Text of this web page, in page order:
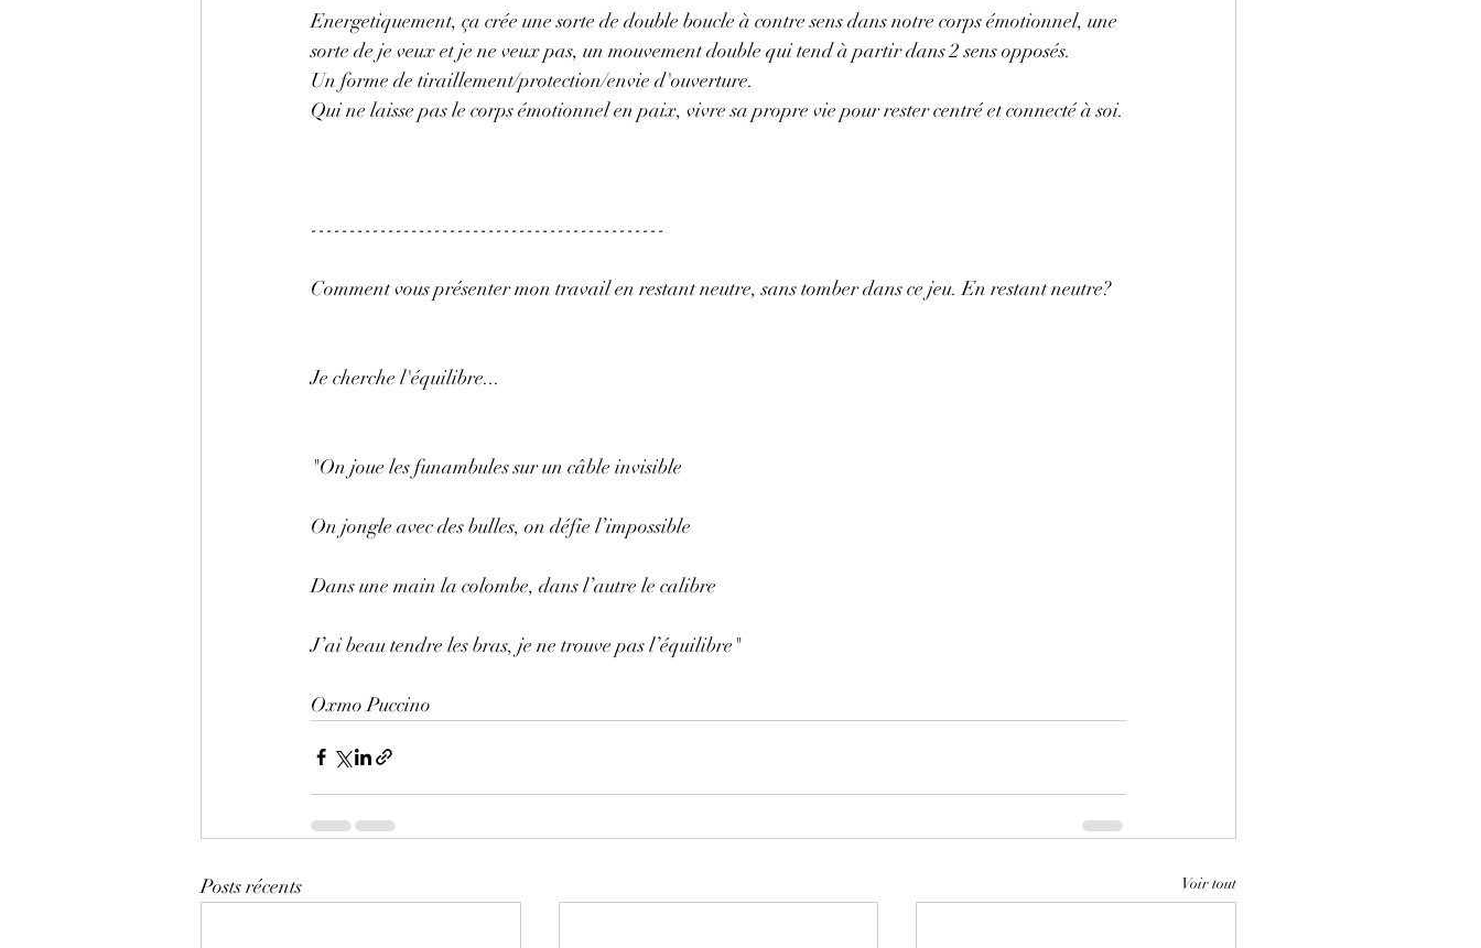
Energetiquement, ça crée une sorte de double boucle à contre sens dans notre corps émotionnel, une
sorte de je veux et je ne veux pas, un mouvement double qui tend à partir dans 2 sens opposés.
Un forme de tiraillement/protection/envie d'ouverture.
Qui ne laisse pas le corps émotionnel en paix, vivre sa propre vie pour rester centré et connecté à soi.
----------------------------------------------
Comment vous présenter mon travail en restant neutre, sans tomber dans ce jeu. En restant neutre?
Je cherche l'équilibre...
"On joue les funambules sur un câble invisible
On jongle avec des bulles, on défie l’impossible
Dans une main la colombe, dans l’autre le calibre
J’ai beau tendre les bras, je ne trouve pas l’équilibre"
Oxmo Puccino
Posts récents Voir tout